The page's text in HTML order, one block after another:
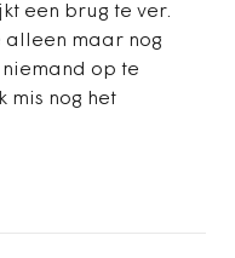
een brug te ver.
alleen maar nog
op te
mis nog het